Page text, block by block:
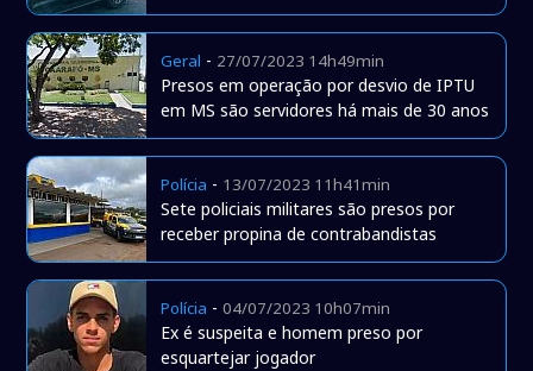
Geral - 27/07/2023 14h49min
Presos em operação por desvio de IPTU
em MS são servidores há mais de 30 anos
Polícia - 13/07/2023 11h41min
Sete policiais militares são presos por
receber propina de contrabandistas
Polícia -04/07/2023 10h07min
Ex é suspeita e homem preso por
esquartejar jogador